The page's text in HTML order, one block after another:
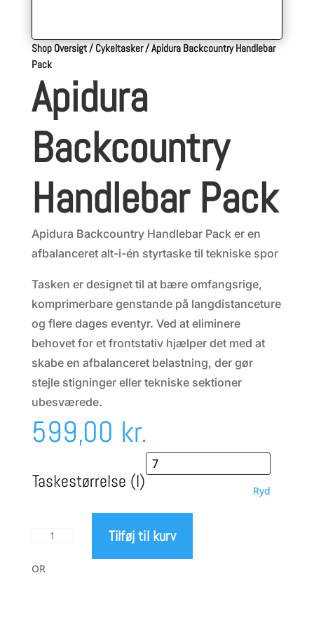
Shop Oversigt/Cykeltasker/Apidura Backcountry Handlebar
Pack
Apidura
Backcountry
Handlebar Pack
Apidura Backcountry Handlebar Pack er en
afbalanceret alt-i-én styrtaske til tekniske spor
Tasken er designet til at bære omfangsrige,
komprimerbare genstande på langdistanceture
og flere dages eventyr. Ved at eliminere
behovet for et frontstativ hjælper det med at
skabe en afbalanceret belastning, der gør
stejle stigninger eller tekniske sektioner
ubesværede.
599,00 kr.
Taskestørrelse (l) Ryd
Apidura
Handlebar
Tilføj til kurv
OR